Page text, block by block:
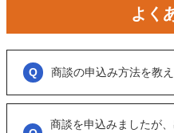
よく
商談の申込み方法を教え
「商談を申し込む」ボタンからお
商談といっても、急に条件、金額
商談を申込みましたが